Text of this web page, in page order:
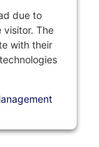
due to
The
with their